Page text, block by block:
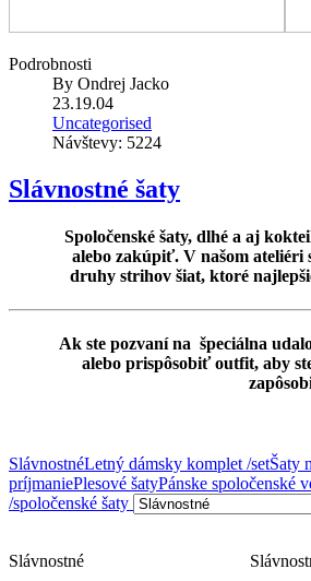
Podrobnosti
By Ondrej Jacko
23.19.04
Uncategorised
Návštevy: 5224
Slávnostné šaty
Spoločenské šaty, dlhé a aj
alebo zakúpiť. V našom ateliéri
druhy strihov šiat, ktoré
Ak ste pozvaní na špeciálna
alebo prispôsobiť outfit, aby
SlávnostnéLetný dámsky komplet /setŠaty
príjmaniePlesové šatyPánske spoločenské
/spoločenské šaty
Slávnostné